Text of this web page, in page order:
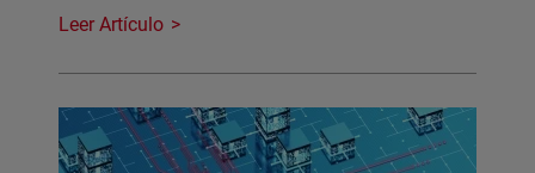
Leer Artículo